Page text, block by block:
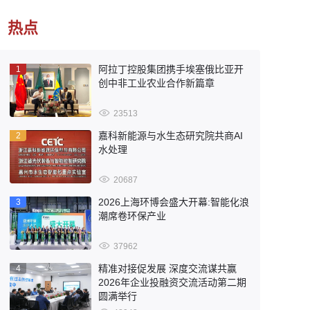
热点
1
阿拉丁控股集团携手埃塞俄比亚开
创中非工业农业合作新篇章
23513
2
嘉科新能源与水生态研究院共商AI
水处理
20687
3
2026上海环博会盛大开幕:智能化浪
潮席卷环保产业
37962
4
精准对接促发展 深度交流谋共赢
2026年企业投融资交流活动第二期
圆满举行